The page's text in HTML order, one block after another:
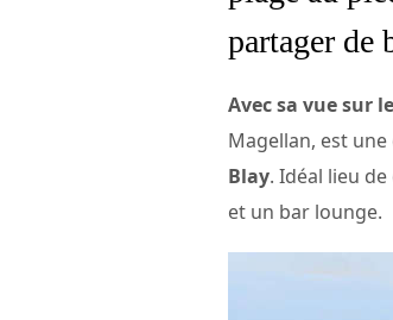
partager de
Avec sa vue sur
Magellan, est
Blay. Idéal lieu
et un bar lounge.